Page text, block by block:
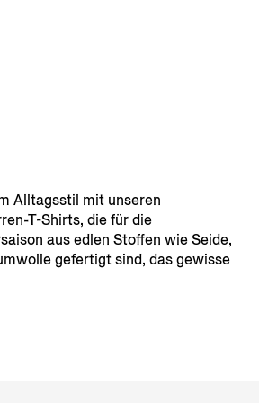
Alltagsstil mit unseren
T-Shirts, die für die
aus edlen Stoffen wie Seide,
gefertigt sind, das gewisse